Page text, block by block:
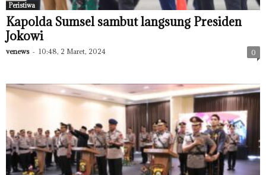
Peristiwa
Kapolda Sumsel sambut langsung Presiden
Jokowi
venews - 10:48, 2 Maret, 2024 0